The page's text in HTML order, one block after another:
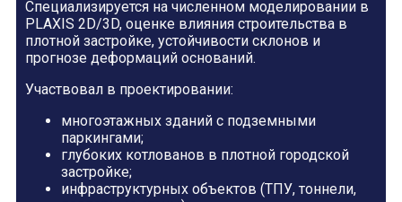
Специализируется на численном моделировании в
PLAXIS 2D/3D, оценке влияния строительства в
плотной застройке, устойчивости склонов и
прогнозе деформаций оснований.
Участвовал в проектировании:
многоэтажных зданий с подземными
паркингами;
глубоких котлованов в плотной городской
застройке;
инфраструктурных объектов (ТПУ, тоннели,